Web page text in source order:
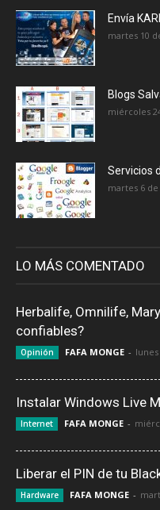
Envía
martes 10
Blogs
miércoles
Servicios
martes 6
LO MÁS COMENTADO
Herbalife, Omnilife,
confiables?
Opinión FAFA MONGE -
Instalar Windows Live
Internet FAFA MONGE -
Liberar el PIN de tu
Hardware FAFA MONGE -